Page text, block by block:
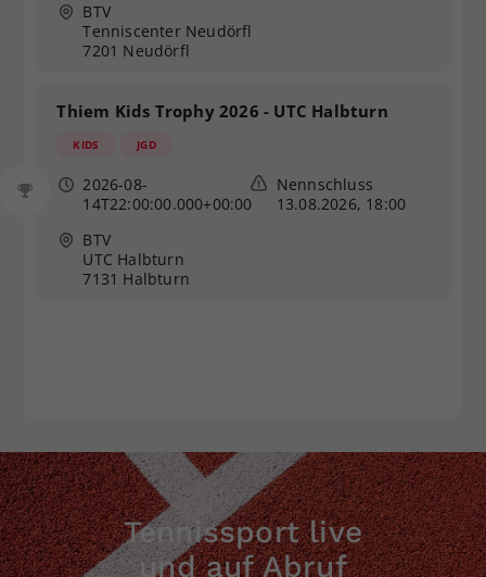
BTV
Tenniscenter Neudörfl
7201 Neudörfl
Thiem Kids Trophy 2026 - UTC Halbturn
KIDS JGD
2026-08-
14T22:00:00.000+00:00
Nennschluss
13.08.2026, 18:00
BTV
UTC Halbturn
7131 Halbturn
Tennissport live
und auf Abruf